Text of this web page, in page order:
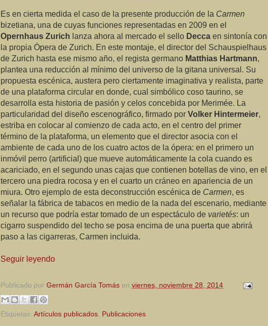
Es en cierta medida el caso de la presente producción de la Carmen
bizetiana, una de cuyas funciones representadas en 2009 en el
Opernhaus Zurich lanza ahora al mercado el sello Decca en sintonía con
la propia Ópera de Zurich. En este montaje, el director del Schauspielhaus
de Zurich hasta ese mismo año, el regista germano Matthias Hartmann,
plantea una reducción al mínimo del universo de la gitana universal. Su
propuesta escénica, austera pero ciertamente imaginativa y realista, parte
de una plataforma circular en donde, cual simbólico coso taurino, se
desarrolla esta historia de pasión y celos concebida por Merimée. La
particularidad del diseño escenográfico, firmado por Volker Hintermeier,
estriba en colocar al comienzo de cada acto, en el centro del primer
término de la plataforma, un elemento que el director asocia con el
ambiente de cada uno de los cuatro actos de la ópera: en el primero un
inmóvil perro (artificial) que mueve automáticamente la cola cuando es
acariciado, en el segundo unas cajas que contienen botellas de vino, en el
tercero una piedra rocosa y en el cuarto un cráneo en apariencia de un
miura. Otro ejemplo de esta deconstrucción escénica de Carmen, es
señalar la fábrica de tabacos en medio de la nada del escenario, mediante
un recurso que podría estar tomado de un espectáculo de varietés: un
cigarro suspendido del techo se posa encima de una puerta que abrirá
paso a las cigarreras, Carmen incluida.
Seguir leyendo
Publicado por Germán García Tomás en viernes, noviembre 28, 2014
Etiquetas: Artículos publicados Publicaciones